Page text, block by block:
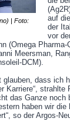
| Foto:
auf
der
vor
(Omega
Meersman,
DCM).
glauben, dass ich
Karriere“, strahlte
das Ganze noch
haben wir
so der Argos-